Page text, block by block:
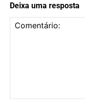
Deixa uma resposta